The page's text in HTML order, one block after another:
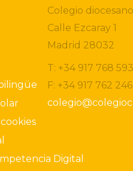
Digital
Colegio
Calle Ezcaray 1
Madrid 28032
T: +34 917 768 593
F: +34 917 762 246